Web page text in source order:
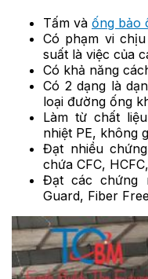
Tấm và ống bảo
Có phạm vi
suất là việc của
Có khả năng
Có 2 dạng là
loại đường ống
Làm từ chất liệu
nhiệt PE, không
Đạt nhiều
chứa CFC,
Đạt các chứng
Guard, Fiber